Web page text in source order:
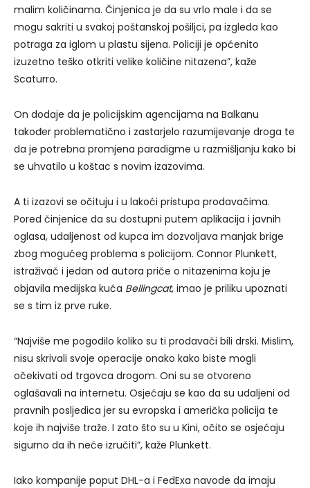
malim količinama. Činjenica je da su vrlo male i da se
mogu sakriti u svakoj poštanskoj pošiljci, pa izgleda kao
potraga za iglom u plastu sijena. Policiji je općenito
izuzetno teško otkriti velike količine nitazena”, kaže
Scaturro.
On dodaje da je policijskim agencijama na Balkanu
također problematično i zastarjelo razumijevanje droga te
da je potrebna promjena paradigme u razmišljanju kako bi
se uhvatilo u koštac s novim izazovima.
A ti izazovi se očituju i u lakoći pristupa prodavačima.
Pored činjenice da su dostupni putem aplikacija i javnih
oglasa, udaljenost od kupca im dozvoljava manjak brige
zbog mogućeg problema s policijom. Connor Plunkett,
istraživač i jedan od autora priče o nitazenima koju je
objavila medijska kuća Bellingcat, imao je priliku upoznati
se s tim iz prve ruke.
“Najviše me pogodilo koliko su ti prodavači bili drski. Mislim,
nisu skrivali svoje operacije onako kako biste mogli
očekivati od trgovca drogom. Oni su se otvoreno
oglašavali na internetu. Osjećaju se kao da su udaljeni od
pravnih posljedica jer su evropska i američka policija te
koje ih najviše traže. I zato što su u Kini, očito se osjećaju
sigurno da ih neće izručiti”, kaže Plunkett.
Iako kompanije poput DHL-a i FedExa navode da imaju